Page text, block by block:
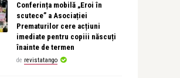
Conferința mobilă „Eroi în
scutece” a Asociației
Prematurilor cere acțiuni
imediate pentru copiii născuți
înainte de termen
de revistatango